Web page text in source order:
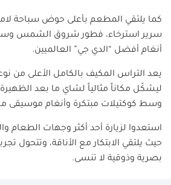
سرير استرخاء، فطور شروق الشمس
أنغام أفضل “الدي جي” العالميين.
يعد التراس المكيف بالكامل الأعلى من
ليشكّل مكاناً مثالياً لشاي ما بعد
وسط كوكتيلات مبتكرة وأنغام موسيقى
استعدوا لزيارة أحد أكثر وجهات الطعام
حيث يلتقي الابتكار مع الأناقة، وتتحول
بصرية وذوقية لا تنسى.